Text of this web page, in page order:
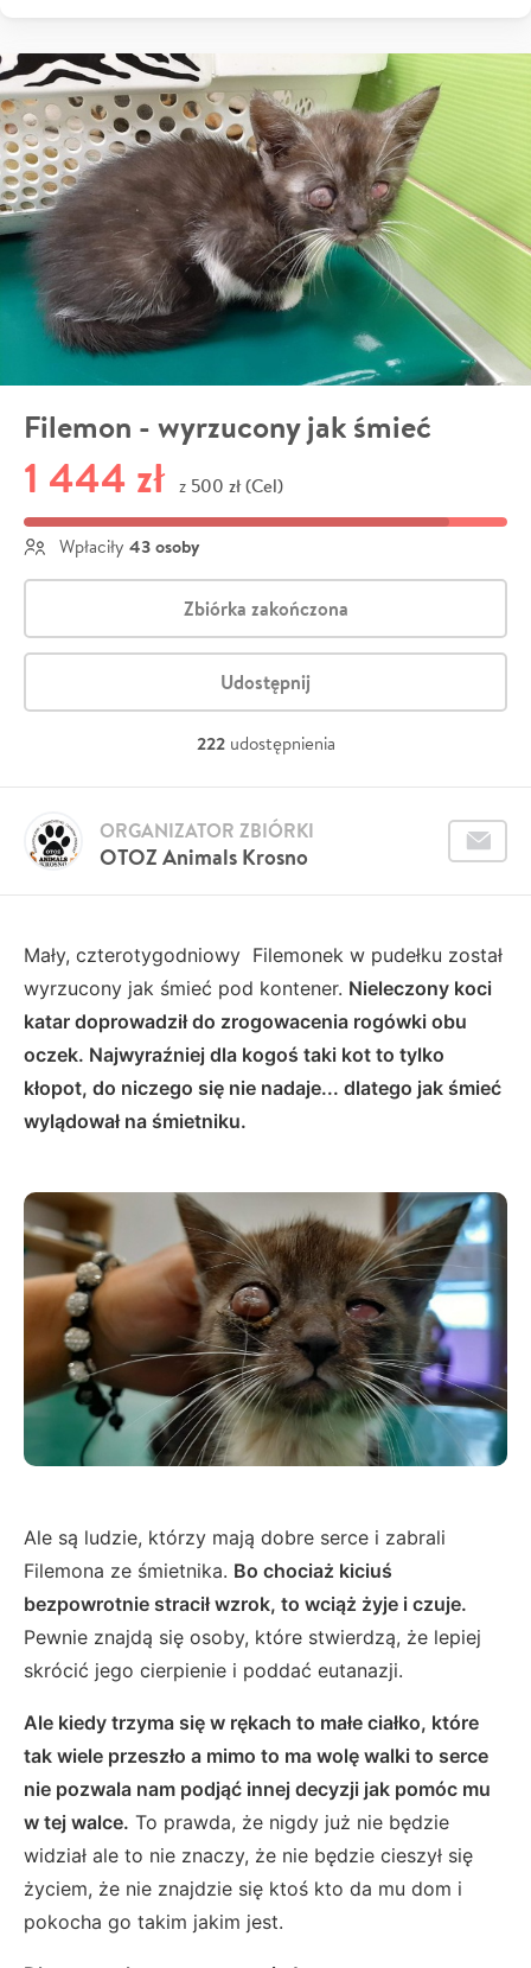
Filemon - wyrzucony jak śmieć
1 444 zł z 500 zł (Cel)
Wpłaciły 43 osoby
Zbiórka zakończona
Udostępnij
222 udostępnienia
OTOZ Animals Krosno
ORGANIZATOR ZBIÓRKI
Mały, czterotygodniowy Filemonek w pudełku został
wyrzucony jak śmieć pod kontener. Nieleczony koci
katar doprowadził do zrogowacenia rogówki obu
oczek. Najwyraźniej dla kogoś taki kot to tylko
kłopot, do niczego się nie nadaje... dlatego jak śmieć
wylądował na śmietniku.
Ale są ludzie, którzy mają dobre serce i zabrali
Filemona ze śmietnika. Bo chociaż kiciuś
bezpowrotnie stracił wzrok, to wciąż żyje i czuje.
Pewnie znajdą się osoby, które stwierdzą, że lepiej
skrócić jego cierpienie i poddać eutanazji.
Ale kiedy trzyma się w rękach to małe ciałko, które
tak wiele przeszło a mimo to ma wolę walki to serce
nie pozwala nam podjąć innej decyzji jak pomóc mu
w tej walce. To prawda, że nigdy już nie będzie
widział ale to nie znaczy, że nie będzie cieszył się
życiem, że nie znajdzie się ktoś kto da mu dom i
pokocha go takim jakim jest.